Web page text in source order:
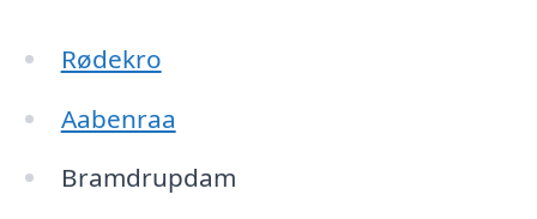
Rødekro
Aabenraa
Bramdrupdam